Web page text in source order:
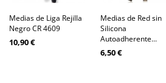
Medias de Liga Rejilla
Negro CR 4609
10,90 €
Medias de Red sin
Silicona
Autoadherente...
6,50 €